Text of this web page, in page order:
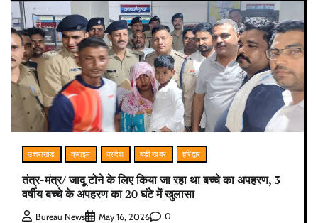
उत्तराखंड क्राइम प्रदेश बड़ी खबर हरिद्वार
तंत्र-मंत्र/ जादू टोने के लिए किया जा रहा था बच्चे का अपहरण, 3
वर्षीय बच्चे के अपहरण का 20 घंटे में खुलासा
Bureau News May 16, 2026 0